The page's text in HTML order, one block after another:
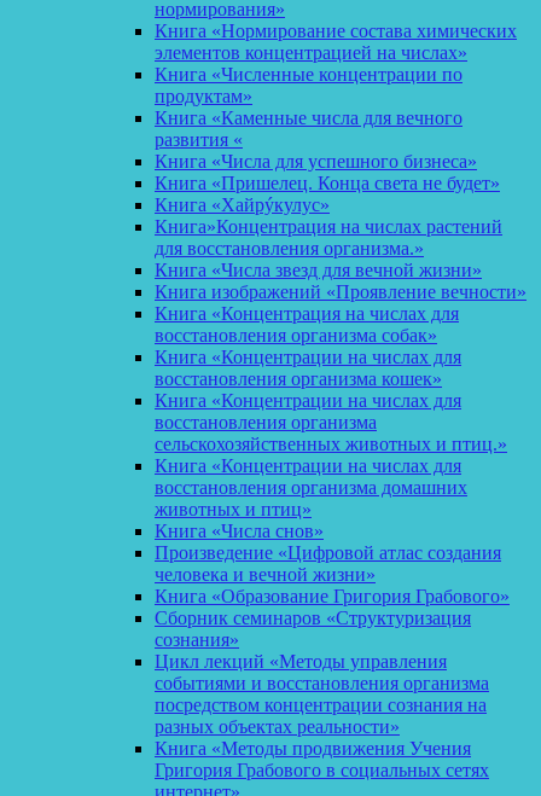
нормирования»
Книга «Нормирование состава химических
элементов концентрацией на числах»
Книга «Численные концентрации по
продуктам»
Книга «Каменные числа для вечного
развития «
Книга «Числа для успешного бизнеса»
Книга «Пришелец. Конца света не будет»
Книга «Хайрýкулус»
Книга»Концентрация на числах растений
для восстановления организма.»
Книга «Числа звезд для вечной жизни»
Книга изображений «Проявление вечности»
Книга «Концентрация на числах для
восстановления организма собак»
Книга «Концентрации на числах для
восстановления организма кошек»
Книга «Концентрации на числах для
восстановления организма
сельскохозяйственных животных и птиц.»
Книга «Концентрации на числах для
восстановления организма домашних
животных и птиц»
Книга «Числа снов»
Произведение «Цифровой атлас создания
человека и вечной жизни»
Книга «Образование Григория Грабового»
Сборник семинаров «Структуризация
сознания»
Цикл лекций «Методы управления
событиями и восстановления организма
посредством концентрации сознания на
разных объектах реальности»
Книга «Методы продвижения Учения
Григория Грабового в социальных сетях